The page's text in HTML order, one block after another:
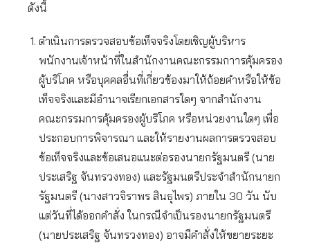
ดังนี้
ดำเนินการตรวจสอบข้อเท็จจริงโดยเชิญผู้บริหาร
พนักงานเจ้าหน้าที่ในสำนักงานคณะกรรมกาารคุ้มครอง
ผู้บริโภค หรือบุคคลอื่นที่เกี่ยวข้องมาให้ถ้อยคำหรือให้ข้อ
เท็จจริงและมีอำนาจเรียกเอกสารใดๆ จากสำนักงาน
คณะกรรมการคุ้มครองผู้บริโภค หรือหน่วยงานใดๆ เพื่อ
ประกอบการพิจารณา และให้รายงานผลการตรวจสอบ
ข้อเท็จจริงและข้อเสนอแนะต่อรองนายกรัฐมนตรี (นาย
ประเสริฐ จันทรวงทอง) และรัฐมนตรีประจำสำนักนายก
รัฐมนตรี (นางสาวจิราพร สินธุไพร) ภายใน 30 วัน นับ
แต่วันที่ได้ออกคำสั่ง ในกรณีจำเป็นรองนายกรัฐมนตรี
(นายประเสริฐ จันทรวงทอง) อาจมีคำสั่งให้ขยายระยะ